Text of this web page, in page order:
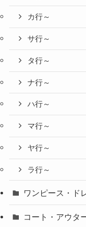
カ行～
サ行～
タ行～
ナ行～
ハ行～
マ行～
ヤ行～
ラ行～
ワンピース・ド
コート・アウタ